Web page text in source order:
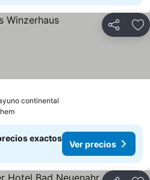
Compartir
continental
exactos
Ver precios